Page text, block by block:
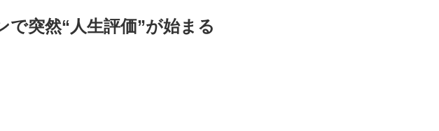
突然“人生評価”が始まる